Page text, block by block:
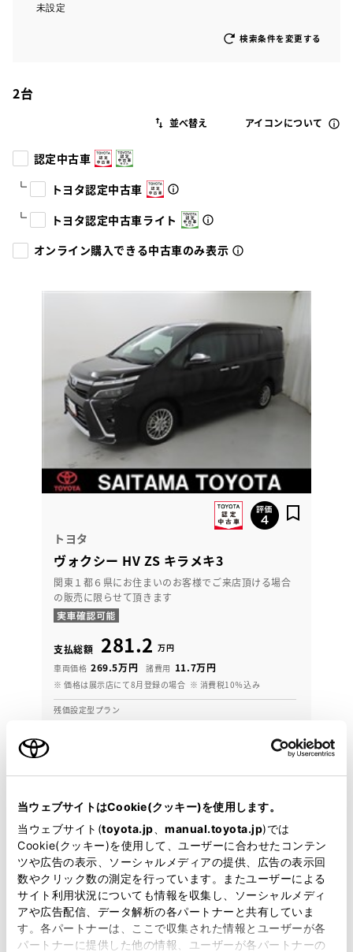
当ウェブサイトはCookie(クッキー)を使用します。
当ウェブサイト(toyota.jp manual.toyota.jp)では
Cookie(クッキー)を使用して、ユーザーに合わせたコンテン
ツや広告の表示、ソーシャルメディアの提供、広告の表示回
数やクリック数の測定を行っています。またユーザーによる
サイト利用状況についても情報を収集し、ソーシャルメディ
アや広告配信、データ解析の各パートナーと共有していま
す。各パートナーは、ここで収集された情報とユーザーが各
パートナーに提供した他の情報、ユーザーが各パートナーの
未設定
検索条件を変更する
2台
アイコンについて
認定中古車
トヨタ認定中古車
トヨタ認定中古車ライト
オンライン購入できる中古車のみ表示
トヨタ
ヴォクシー HV ZS キラメキ3
関東１都６県にお住まいのお客様でご来店頂ける場合
の販売に限らせて頂きます
支払総額 281.2 万円
車両価格 269.5万円 諸費用 11.7万円
※ 価格は展示店にて8月登録の場合 ※ 消費税10％込み
残価設定型プラン
整備 定期点検整備付 保証
ロングラン保証付
ハイブリッド保証付
埼玉トヨタ 川口北店
各種お問い合わせ
048-261-8411